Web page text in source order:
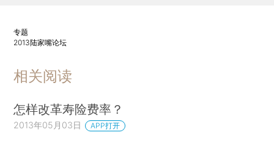
专题
2013陆家嘴论坛
相关阅读
怎样改革寿险费率？
2013年05月03日 APP打开